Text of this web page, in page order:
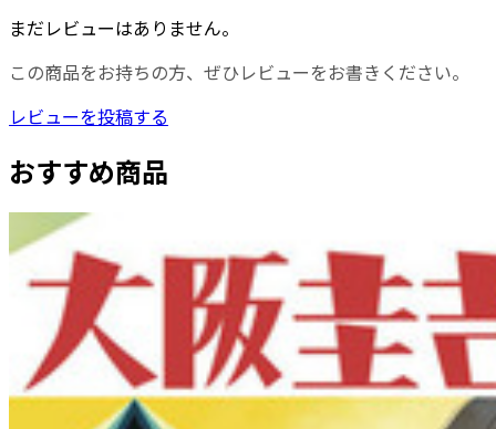
まだレビューはありません。
この商品をお持ちの方、ぜひレビューをお書きください。
レビューを投稿する
おすすめ商品